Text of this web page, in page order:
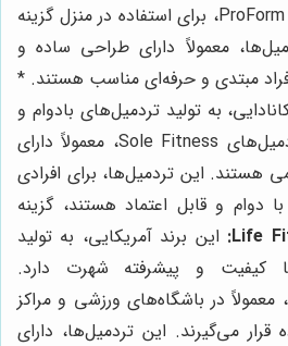
ارائه می‌دهد. تردمیل‌های ProForm، برای استفاده در منزل گزینه
معمولاً دارای طراحی ساده و
مبتدی و حرفه‌ای مناسب هستند. *
به تولید تردمیل‌های بادوام و
با کیفیت شهرت دارد. تردمیل‌های Sole Fitness، معمولاً دارای
هستند. این تردمیل‌ها، برای افرادی
دوام و قابل اعتماد هستند، گزینه
Life این برند آمریکایی، به تولید
کیفیت و پیشرفته شهرت دارد.
تردمیل‌های Life Fitness، معمولاً در باشگاه‌های ورزشی و مراکز
قرار می‌گیرند. این تردمیل‌ها، دارای